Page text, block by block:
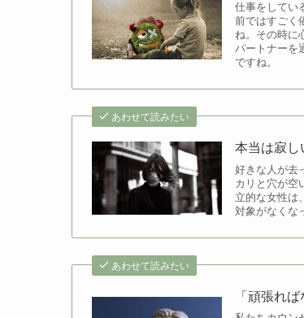
仕事をしてい
前ではすごく
ね。その時に
パートナーを
ですね。
あわせて読みたい
本当は寂し
好きな人が去
カリと穴が空
立的な女性は
対象がなくな
あわせて読みたい
「頑張れ